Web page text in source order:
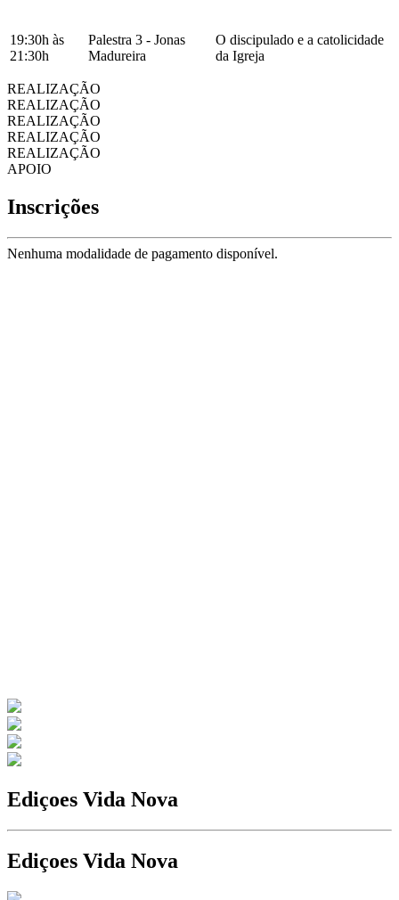
19:30h às
21:30h
Palestra 3 - Jonas
Madureira
O discipulado e a catolicidade
da Igreja
REALIZAÇÃO
REALIZAÇÃO
REALIZAÇÃO
REALIZAÇÃO
REALIZAÇÃO
APOIO
Inscrições
Nenhuma modalidade de pagamento disponível.
Ediçoes Vida Nova
Ediçoes Vida Nova